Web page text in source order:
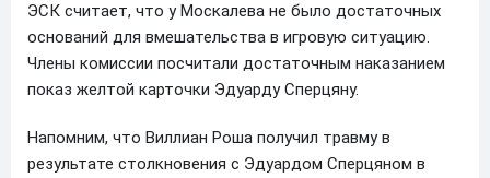
ЭСК считает, что у Москалева не было достаточных
оснований для вмешательства в игровую ситуацию.
Члены комиссии посчитали достаточным наказанием
показ желтой карточки Эдуарду Сперцяну.
Напомним, что Виллиан Роша получил травму в
результате столкновения с Эдуардом Сперцяном в